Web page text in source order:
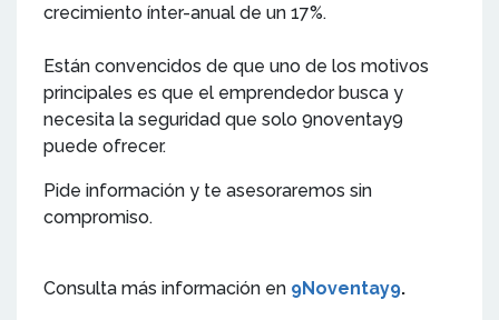
crecimiento ínter-anual de un 17%.
Están convencidos de que uno de los motivos
principales es que el emprendedor busca y
necesita la seguridad que solo 9noventay9
puede ofrecer.
Pide información y te asesoraremos sin
compromiso.
Consulta más información en 9Noventay9.